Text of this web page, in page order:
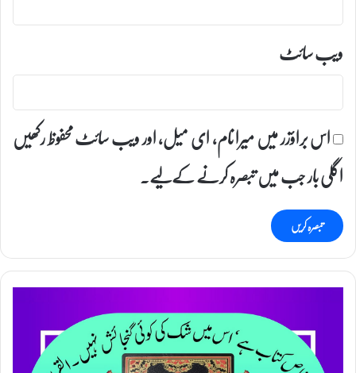
ویب‌ سائٹ
اس براؤزر میں میرا نام، ای میل، اور ویب سائٹ محفوظ رکھیں
اگلی بار جب میں تبصرہ کرنے کےلیے۔